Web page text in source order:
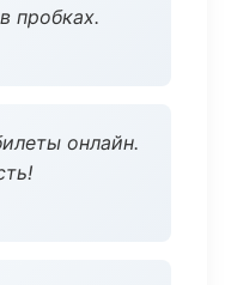
пробках.
онлайн.